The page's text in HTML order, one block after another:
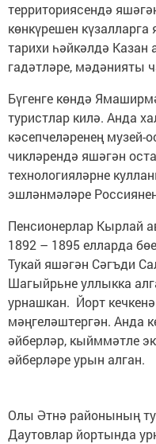
территориясендә
көнкүрешен
тарихи һәйкәлдә
гадәтләре, мәдәнияты
Бүгенге көндә
туристлар килә. Анда
кәсепчеләренең музей-
чикләрендә яшәгән
технологияләрне
эшләнмәләре
Пенсионерлар Кырлай
1892 – 1895 елларда
Тукай яшәгән Сәгъди
Шагыйрьне уллыкка
урнашкан. Йорт
мәңгеләштергән. Анда
әйберләр, кыйммәтле
әйберләре урын алган.
Олы Әтнә районының
Даутовлар йортында